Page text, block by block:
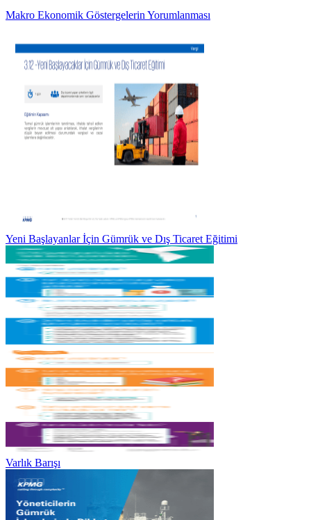
Makro Ekonomik Göstergelerin Yorumlanması
Yeni Başlayanlar İçin Gümrük ve Dış Ticaret Eğitimi
Varlık Barışı